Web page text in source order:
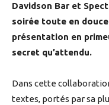
Davidson Bar et
soirée toute en
présentation en
secret qu’attendu.
Dans cette
textes, portés par sa